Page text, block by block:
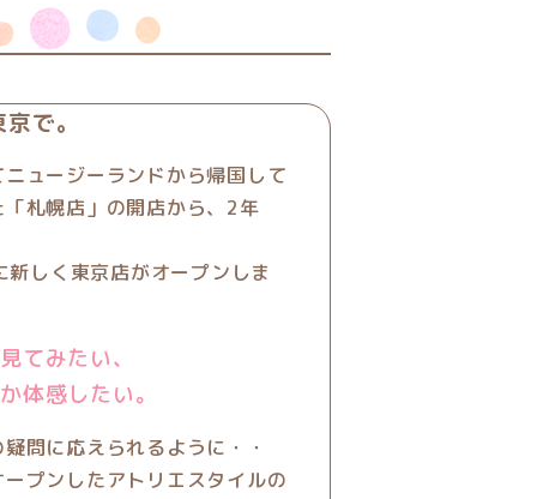
で。
ュージーランドから帰国して
札幌店」の開店から、2年
しく東京店がオープンしま
てみたい、
体感したい。
問に応えられるように・・
プンしたアトリエスタイルの